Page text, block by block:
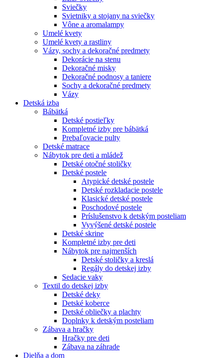
Sviečky
Svietniky a stojany na sviečky
Vône a aromalampy
Umelé kvety
Umelé kvety a rastliny
Vázy, sochy a dekoračné predmety
Dekorácie na stenu
Dekoračné misky
Dekoračné podnosy a taniere
Sochy a dekoračné predmety
Vázy
Detská izba
Bábätká
Detské postieľky
Kompletné izby pre bábätká
Prebaľovacie pulty
Detské matrace
Nábytok pre deti a mládež
Detské otočné stoličky
Detské postele
Atypické detské postele
Detské rozkladacie postele
Klasické detské postele
Poschodové postele
Príslušenstvo k detským posteliam
Vyvýšené detské postele
Detské skrine
Kompletné izby pre deti
Nábytok pre najmenších
Detské stoličky a kreslá
Regály do detskej izby
Sedacie vaky
Textil do detskej izby
Detské deky
Detské koberce
Detské obliečky a plachty
Doplnky k detským posteliam
Zábava a hračky
Hračky pre deti
Zábava na záhrade
Dielňa a dom